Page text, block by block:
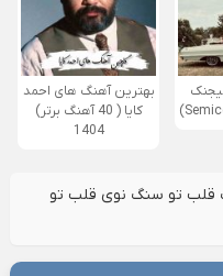
بهترین آهنگ های احمد
کایا ( 40 آهنگ برتر)
1404
قلب تو سنگ نوی قلب تو